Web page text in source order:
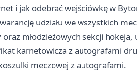
i jak odebrać wejściówkę w
udziału we wszystkich
młodzieżowych sekcji
karnetowicza z autografami
meczowej z autografami.